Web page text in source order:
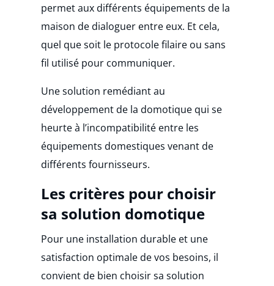
permet aux différents équipements de la
maison de dialoguer entre eux. Et cela,
quel que soit le protocole filaire ou sans
fil utilisé pour communiquer.
Une solution remédiant au
développement de la domotique qui se
heurte à l’incompatibilité entre les
équipements domestiques venant de
différents fournisseurs.
Les critères pour choisir
sa solution domotique
Pour une installation durable et une
satisfaction optimale de vos besoins, il
convient de bien choisir sa solution